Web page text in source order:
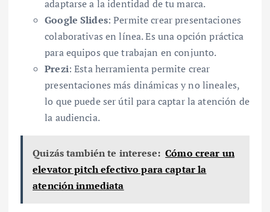
adaptarse a la identidad de tu marca.
Google Slides: Permite crear presentaciones
colaborativas en línea. Es una opción práctica
para equipos que trabajan en conjunto.
Prezi: Esta herramienta permite crear
presentaciones más dinámicas y no lineales,
lo que puede ser útil para captar la atención de
la audiencia.
Quizás también te interese: Cómo crear un
elevator pitch efectivo para captar la
atención inmediata